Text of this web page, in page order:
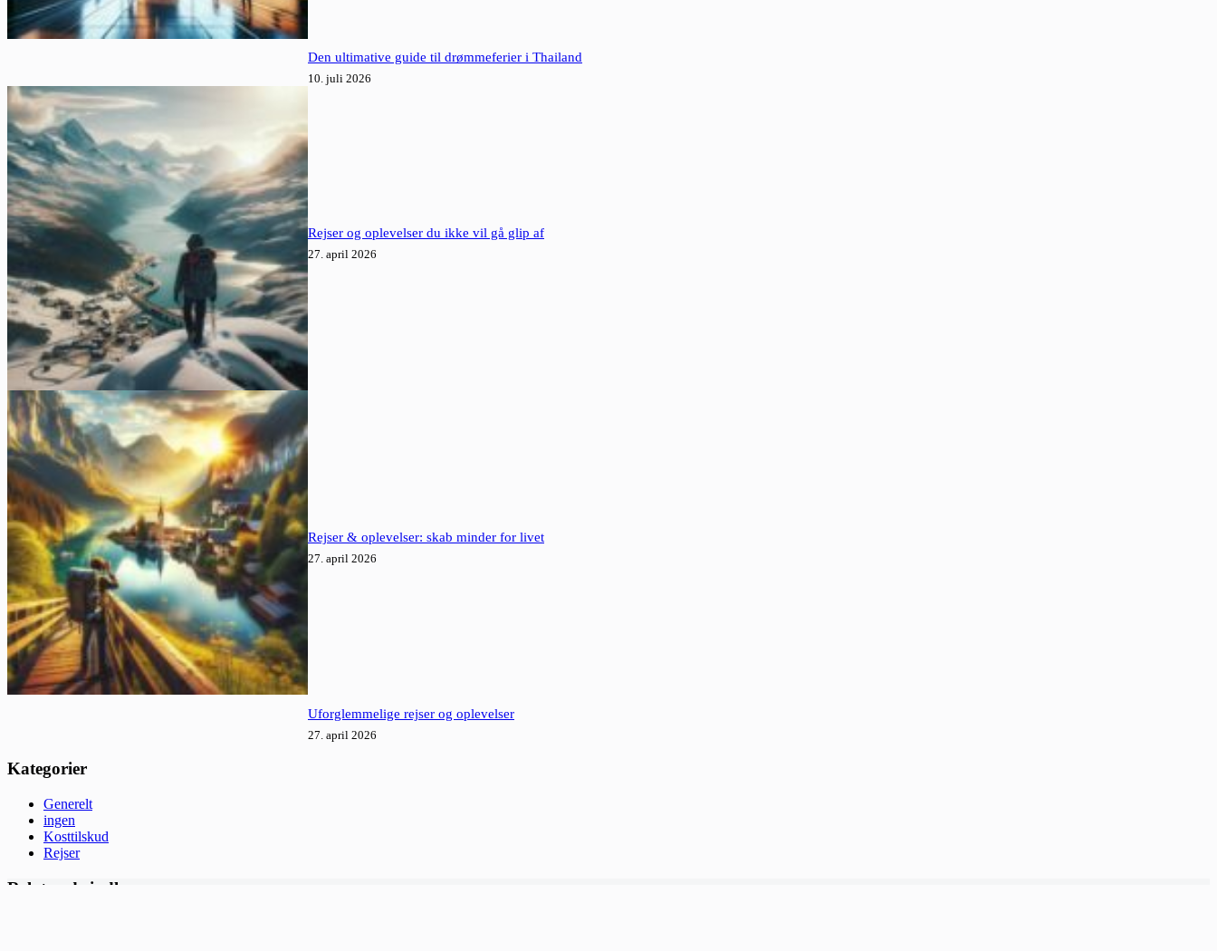
Den ultimative guide til drømmeferier i Thailand
10. juli 2026
Rejser og oplevelser du ikke vil gå glip af
27. april 2026
Rejser & oplevelser: skab minder for livet
27. april 2026
Uforglemmelige rejser og oplevelser
27. april 2026
Kategorier
Generelt
ingen
Kosttilskud
Rejser
Relaterede indlæg